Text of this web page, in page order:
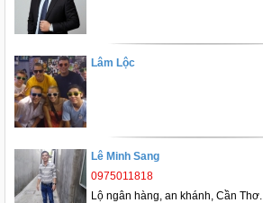
Lâm Lộc
Lê Minh Sang
0975011818
Lộ ngân hàng, an khánh, Cần Thơ.